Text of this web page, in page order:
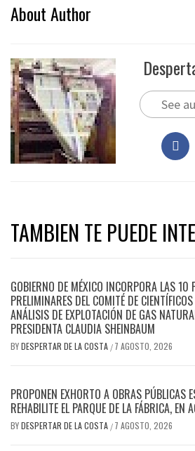
About Author
See
TAMBIEN TE PUEDE
GOBIERNO DE MÉXICO INCORPORA LAS 10
PRELIMINARES DEL COMITÉ DE
ANÁLISIS DE EXPLOTACIÓN DE GAS
PRESIDENTA CLAUDIA SHEINBAUM
BYDESPERTAR DE LA COSTA / 7 AGOSTO, 2026
PROPONEN EXHORTO A OBRAS PÚBLICAS
REHABILITE EL PARQUE DE LA FÁBRICA, EN
BYDESPERTAR DE LA COSTA / 7 AGOSTO, 2026